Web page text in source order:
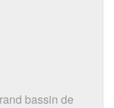
bassin de